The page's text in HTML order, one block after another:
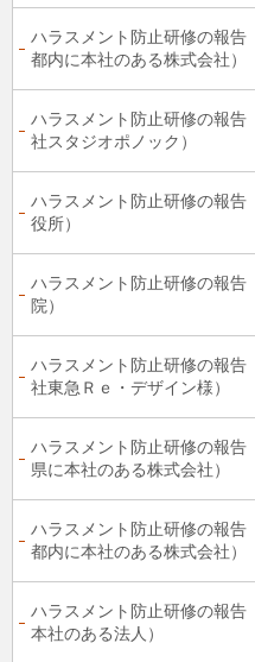
ハラスメント防止研修の報告
都内に本社のある株式会社）
ハラスメント防止研修の報告
社スタジオポノック）
ハラスメント防止研修の報
役所）
ハラスメント防止研修の報
院）
ハラスメント防止研修の報告
社東急Ｒｅ・デザイン様）
ハラスメント防止研修の報告
県に本社のある株式会社）
ハラスメント防止研修の報告
都内に本社のある株式会社）
ハラスメント防止研修の報告
本社のある法人）